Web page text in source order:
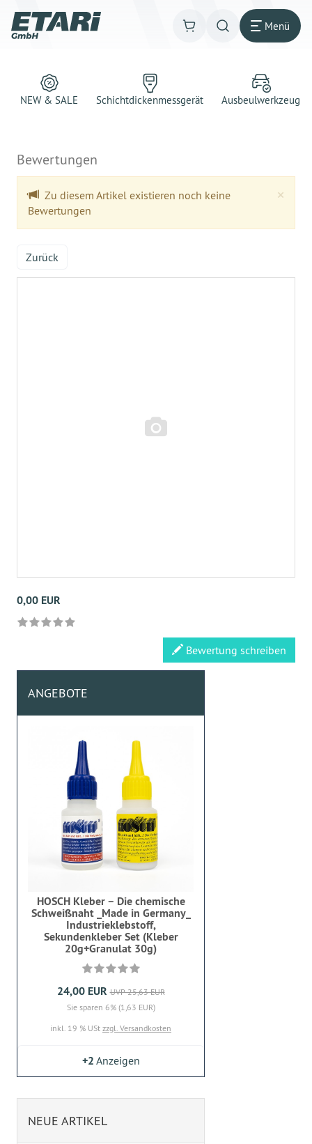
Menü
NEW & SALE Schichtdickenmessgerät Ausbeulwerkzeug
Bewertungen
×
Zu diesem Artikel existieren noch keine
Bewertungen
Zurück
0,00 EUR
Bewertung schreiben
ANGEBOTE
HOSCH Kleber – Die chemische
Schweißnaht _Made in Germany_
Industrieklebstoff,
Sekundenkleber Set (Kleber
20g+Granulat 30g)
24,00 EUR UVP 25,63 EUR
Sie sparen 6% (1,63 EUR)
inkl. 19 % USt zzgl. Versandkosten
+2 Anzeigen
NEUE ARTIKEL